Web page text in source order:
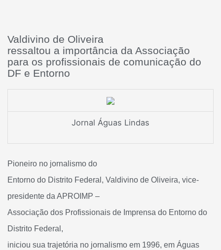
Valdivino de Oliveira
ressaltou a importância da Associação
para os profissionais de comunicação do
DF e Entorno
Jornal Águas Lindas
Pioneiro no jornalismo do
Entorno do Distrito Federal, Valdivino de Oliveira, vice-
presidente da APROIMP –
Associação dos Profissionais de Imprensa do Entorno do
Distrito Federal,
iniciou sua trajetória no jornalismo em 1996, em Águas